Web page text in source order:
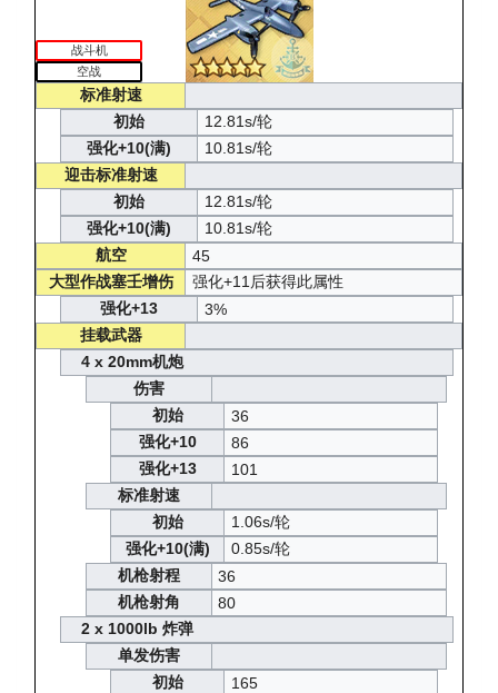
战斗机
空战
标准射速
初始
12.81s/轮
强化+10(满)
10.81s/轮
迎击标准射速
初始
12.81s/轮
强化+10(满)
10.81s/轮
航空
45
大型作战塞壬增伤
强化+11后获得此属性
强化+13
3%
挂载武器
4 x 20mm机炮
伤害
初始
36
强化+10
86
强化+13
101
标准射速
初始
1.06s/轮
强化+10(满)
0.85s/轮
机枪射程
36
机枪射角
80
2 x 1000lb 炸弹
单发伤害
初始
165